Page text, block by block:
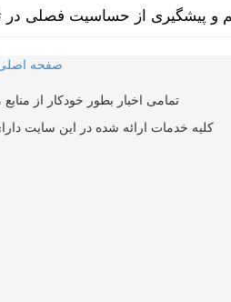
و پیشگیری از حساسیت فصلی در
صفحه
تمامی اخبار بطور خودکار از
کلیه خدمات ارائه شده در این سایت